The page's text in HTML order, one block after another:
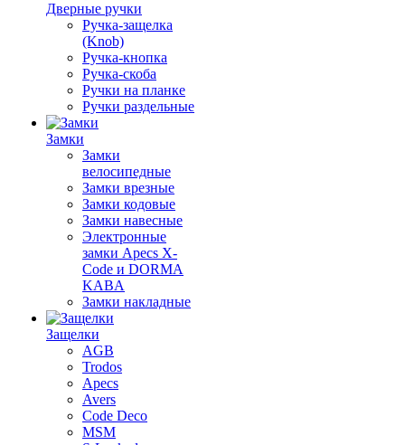
Дверные ручки
Ручка-защелка
(Knob)
Ручка-кнопка
Ручка-скоба
Ручки на планке
Ручки раздельные
Замки
Замки
велосипедные
Замки врезные
Замки кодовые
Замки навесные
Электронные
замки Apecs X-
Code и DORMA
KABA
Замки накладные
Защелки
AGB
Trodos
Apecs
Avers
Code Deco
MSM